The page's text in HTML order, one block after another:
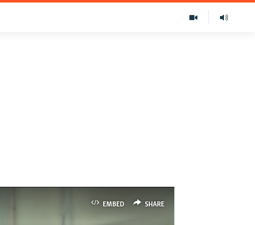
EMBED SHARE